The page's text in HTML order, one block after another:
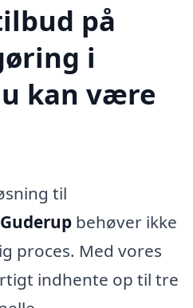
på
i
kan være
til
behøver ikke
proces. Med vores
indhente op til tre